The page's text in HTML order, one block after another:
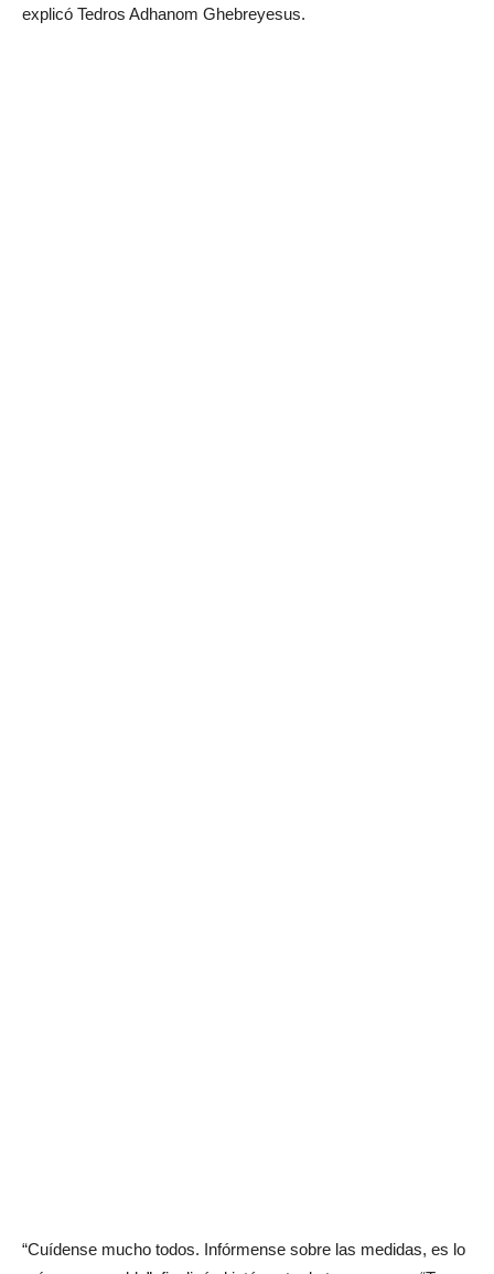
explicó Tedros Adhanom Ghebreyesus.
“Cuídense mucho todos. Infórmense sobre las medidas, es lo